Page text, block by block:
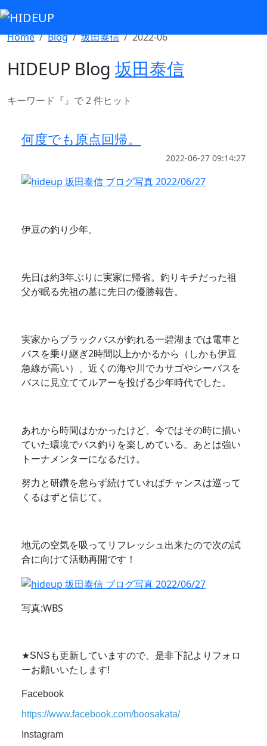
Home Blog 坂田泰信 2022-06
HIDEUP Blog 坂田泰信
キーワード『』で 2 件ヒット
何度でも原点回帰。
2022-06-27 09:14:27
伊豆の釣り少年。
先日は約3年ぶりに実家に帰省。釣りキチだった祖
父が眠る先祖の墓に先日の優勝報告。
実家からブラックバスが釣れる一碧湖までは電車と
バスを乗り継ぎ2時間以上かかるから（しかも伊豆
急線が高い）、近くの海や川でカサゴやシーバスを
バスに見立ててルアーを投げる少年時代でした。
あれから時間はかかったけど、今ではその時に描い
ていた環境でバス釣りを楽しめている。あとは強い
トーナメンターになるだけ。
努力と研鑽を怠らず続けていればチャンスは巡って
くるはずと信じて。
地元の空気を吸ってリフレッシュ出来たので次の試
合に向けて活動再開です！
写真:WBS
★SNSも更新していますので、是非下記よりフォロ
ーお願いいたします!
Facebook
https://www.facebook.com/boosakata/
Instagram